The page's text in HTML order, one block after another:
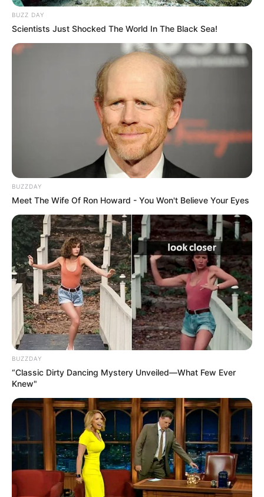
BUZZ DAY
Scientists Just Shocked The World In The Black Sea!
BUZZDAY
Meet The Wife Of Ron Howard - You Won't Believe Your Eyes
BUZZDAY
“Classic Dirty Dancing Mystery Unveiled—What Few Ever
Knew"